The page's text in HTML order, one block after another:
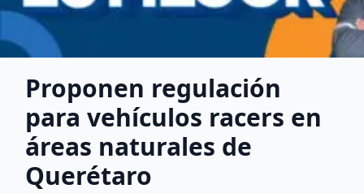
Proponen regulación
para vehículos racers en
áreas naturales de
Querétaro